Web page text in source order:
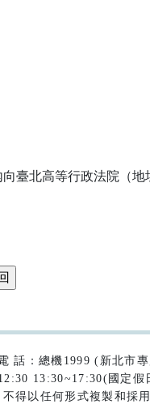
臺北高等行政法院（地
話：總機1999 (新北市
13:30~17:30(國定假
得以任何形式複製和採